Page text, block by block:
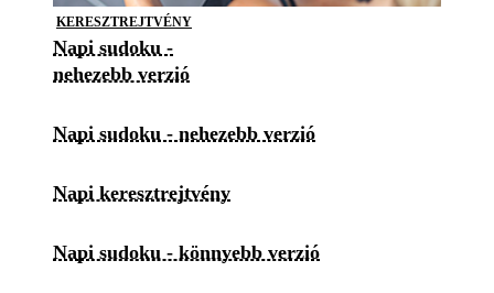
KERESZTREJTVÉNY
Napi sudoku -
nehezebb verzió
Napi sudoku - nehezebb verzió
Napi keresztrejtvény
Napi sudoku - könnyebb verzió